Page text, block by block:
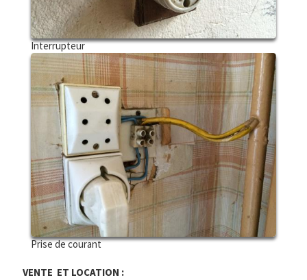
Interrupteur
Prise de courant
VENTE ET LOCATION :